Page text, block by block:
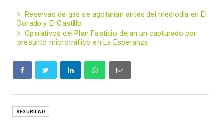
Reservas de gas se agotarían antes del mediodía en El
Dorado y El Castillo
Operativos del Plan Fastidio dejan un capturado por
presunto microtráfico en La Esperanza
SEGURIDAD